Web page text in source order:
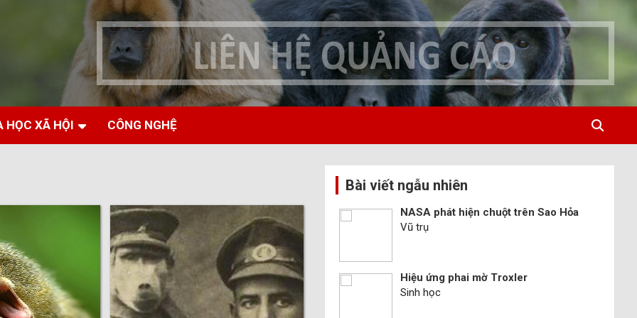
HỌC XÃ HỘI CÔNG NGHỆ
Bài viết ngẫu nhiên
NASA phát hiện chuột trên Sao Hỏa
Vũ trụ
Hiệu ứng phai mờ Troxler
Sinh học